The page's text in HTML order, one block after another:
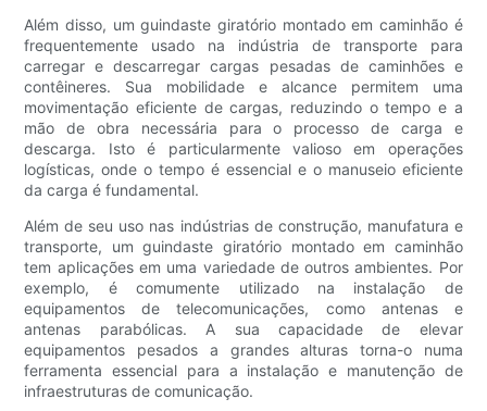
Além disso, um guindaste giratório montado em caminhão é
frequentemente usado na indústria de transporte para
carregar e descarregar cargas pesadas de caminhões e
contêineres. Sua mobilidade e alcance permitem uma
movimentação eficiente de cargas, reduzindo o tempo e a
mão de obra necessária para o processo de carga e
descarga. Isto é particularmente valioso em operações
logísticas, onde o tempo é essencial e o manuseio eficiente
da carga é fundamental.
Além de seu uso nas indústrias de construção, manufatura e
transporte, um guindaste giratório montado em caminhão
tem aplicações em uma variedade de outros ambientes. Por
exemplo, é comumente utilizado na instalação de
equipamentos de telecomunicações, como antenas e
antenas parabólicas. A sua capacidade de elevar
equipamentos pesados ​​a grandes alturas torna-o numa
ferramenta essencial para a instalação e manutenção de
infraestruturas de comunicação.